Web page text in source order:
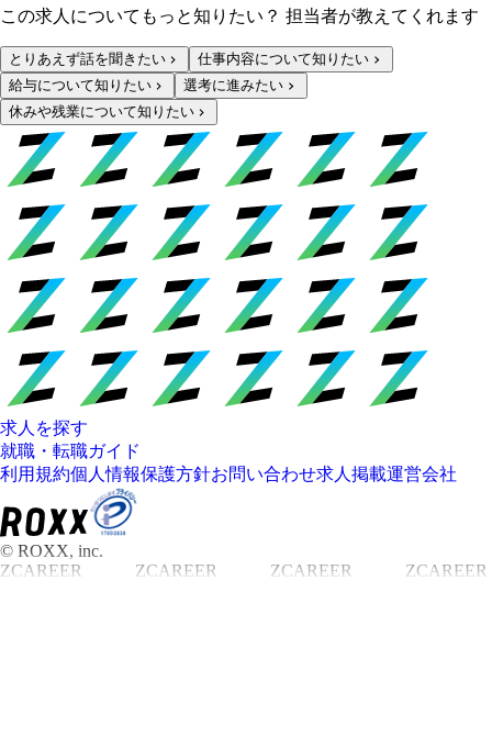
この求人についてもっと知りたい？ 担当者が教えてくれます
とりあえず話を聞きたい
仕事内容について知りたい
給与について知りたい
選考に進みたい
休みや残業について知りたい
求人を探す
就職・転職ガイド
利用規約個人情報保護方針お問い合わせ求人掲載運営会社
© ROXX, inc.
ZCAREER
ZCAREER ZCAREER ZCAREER